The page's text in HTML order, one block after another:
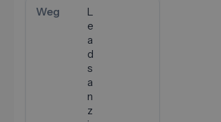
L
e
a
d
s
a
n
z